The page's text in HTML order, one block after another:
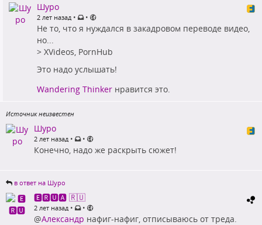
Шуро
2 лет назад • •
Не то, что я нуждался в закадровом переводе видео,
но...
> XVideos, PornHub
Это надо услышать!
Wandering Thinker нравится это.
Источник неизвестен
Шуро
2 лет назад • •
Конечно, надо же раскрыть сюжет!
в ответ на Шуро
🅴🆁🆄🅰 🇷🇺
2 лет назад • •
@Александр нафиг-нафиг, отписываюсь от треда.